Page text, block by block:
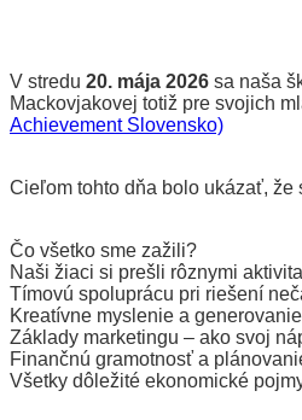
V stredu 20. mája 2026 sa naša
Mackovjakovej totiž pre svojich
Achievement Slovensko)
Cieľom tohto dňa bolo ukázať, že
Čo všetko sme zažili?
Naši žiaci si prešli rôznymi
Tímovú spoluprácu pri riešení
Kreatívne myslenie a
Základy marketingu – ako svoj
Finančnú gramotnosť a
Všetky dôležité ekonomické